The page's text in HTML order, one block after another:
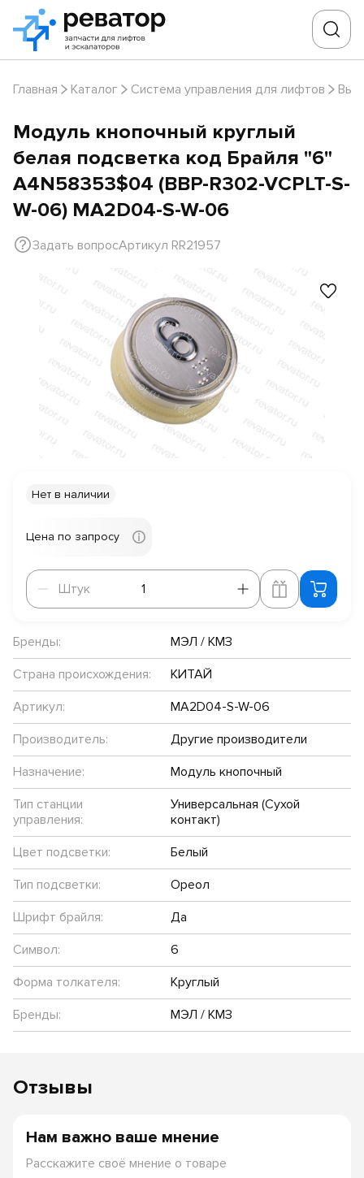
Главная Каталог Система управления для лифтов
Модуль кнопочный круглый
белая подсветка код Брайля "6"
A4N58353$04 (BBP-R302-VCPLT-S-
W-06) MA2D04-S-W-06
Задать вопросАртикул RR21957
Нет в наличии
Цена по запросу
Штук
Штук
Бренды:
МЭЛ / КМЗ
Страна происхождения:
КИТАЙ
Артикул:
MA2D04-S-W-06
Производитель:
Другие производители
Назначение:
Модуль кнопочный
Тип станции
управления:
Универсальная (Сухой
контакт)
Цвет подсветки:
Белый
Тип подсветки:
Ореол
Шрифт брайля:
Да
Символ:
6
Форма толкателя:
Круглый
Бренды:
МЭЛ / КМЗ
Отзывы
Нам важно ваше мнение
Расскажите своё мнение о товаре